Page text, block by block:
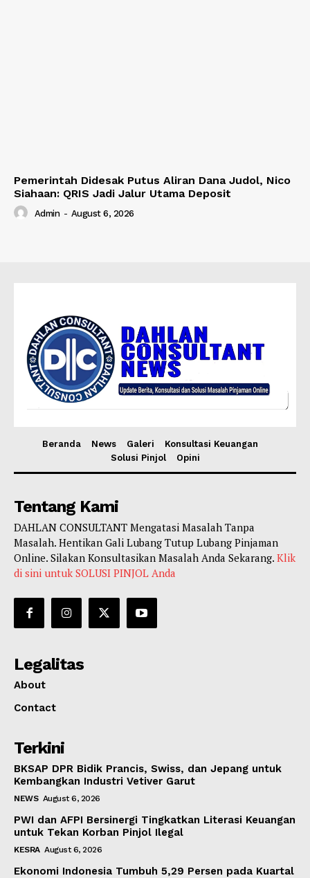
Pemerintah Didesak Putus Aliran Dana Judol, Nico
Siahaan: QRIS Jadi Jalur Utama Deposit
Admin - August 6, 2026
Beranda News Galeri
Konsultasi Keuangan
Solusi Pinjol
Opini
Tentang Kami
DAHLAN CONSULTANT Mengatasi Masalah Tanpa
Masalah. Hentikan Gali Lubang Tutup Lubang Pinjaman
Online. Silakan Konsultasikan Masalah Anda Sekarang. Klik
di sini untuk SOLUSI PINJOL Anda
Legalitas
About
Contact
Terkini
BKSAP DPR Bidik Prancis, Swiss, dan Jepang untuk
Kembangkan Industri Vetiver Garut
NEWS August 6, 2026
PWI dan AFPI Bersinergi Tingkatkan Literasi Keuangan
untuk Tekan Korban Pinjol Ilegal
KESRA August 6, 2026
Ekonomi Indonesia Tumbuh 5,29 Persen pada Kuartal